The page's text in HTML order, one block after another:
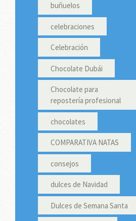
buñuelos
celebraciones
Celebración
Chocolate Dubái
Chocolate para
repostería profesional
chocolates
COMPARATIVA NATAS
consejos
dulces de Navidad
Dulces de Semana Santa